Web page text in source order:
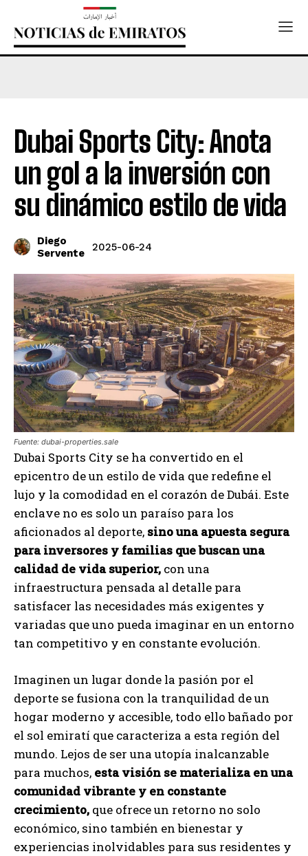
Dubai Sports City: Anota
un gol a la inversión con
su dinámico estilo de vida
Diego
Servente
2025-06-24
Fuente: dubai-properties.sale
Dubai Sports City se ha convertido en el
epicentro de un estilo de vida que redefine el
lujo y la comodidad en el corazón de Dubái. Este
enclave no es solo un paraíso para los
aficionados al deporte, sino una apuesta segura
para inversores y familias que buscan una
calidad de vida superior, con una
infraestructura pensada al detalle para
satisfacer las necesidades más exigentes y
variadas que uno pueda imaginar en un entorno
tan competitivo y en constante evolución.
Imaginen un lugar donde la pasión por el
deporte se fusiona con la tranquilidad de un
hogar moderno y accesible, todo ello bañado por
el sol emiratí que caracteriza a esta región del
mundo. Lejos de ser una utopía inalcanzable
para muchos, esta visión se materializa en una
comunidad vibrante y en constante
crecimiento, que ofrece un retorno no solo
económico, sino también en bienestar y
experiencias inolvidables para sus residentes y